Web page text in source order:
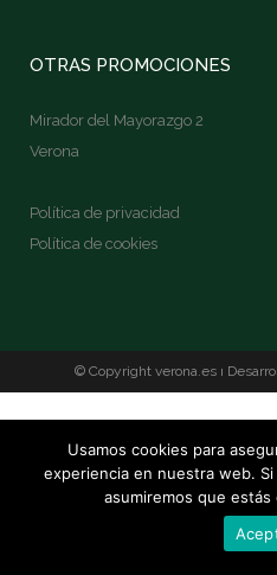
OTRAS PROMOCIONES
Mirador del Mayorazgo 2
Verona
Política de privacidad
Política de cookies
© Copyright verona.es ı
Usamos cookies para
experiencia en nuestra web.
asumiremos que